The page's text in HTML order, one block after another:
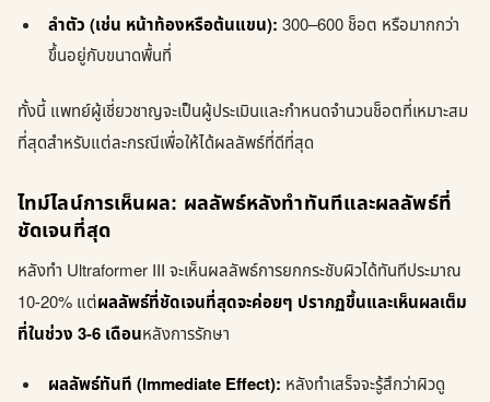
ลำตัว (เช่น หน้าท้องหรือต้นแขน): 300–600 ช็อต หรือมากกว่า
ขึ้นอยู่กับขนาดพื้นที่
ทั้งนี้ แพทย์ผู้เชี่ยวชาญจะเป็นผู้ประเมินและกำหนดจำนวนช็อตที่เหมาะสม
ที่สุดสำหรับแต่ละกรณีเพื่อให้ได้ผลลัพธ์ที่ดีที่สุด
ไทม์ไลน์การเห็นผล: ผลลัพธ์หลังทำทันทีและผลลัพธ์ที่
ชัดเจนที่สุด
หลังทำ Ultraformer III จะเห็นผลลัพธ์การยกกระชับผิวได้ทันทีประมาณ
10-20% แต่ผลลัพธ์ที่ชัดเจนที่สุดจะค่อยๆ ปรากฏขึ้นและเห็นผลเต็ม
ที่ในช่วง 3-6 เดือนหลังการรักษา
ผลลัพธ์ทันที (Immediate Effect): หลังทำเสร็จจะรู้สึกว่าผิวดู